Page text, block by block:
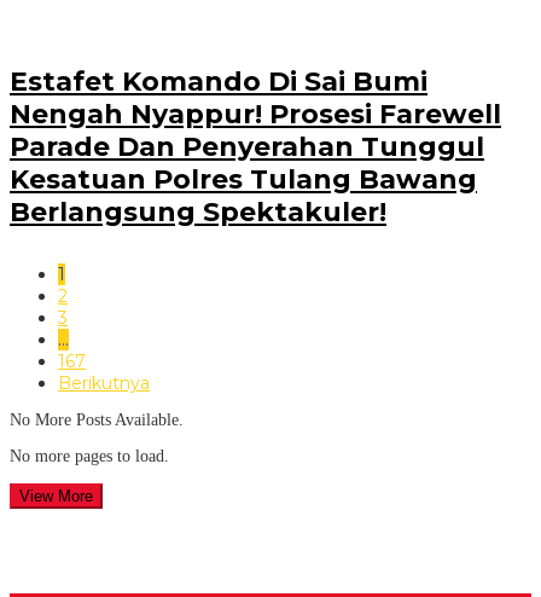
Estafet Komando Di Sai Bumi
Nengah Nyappur! Prosesi Farewell
Parade Dan Penyerahan Tunggul
Kesatuan Polres Tulang Bawang
Berlangsung Spektakuler!
1
2
3
…
167
Berikutnya
No More Posts Available.
No more pages to load.
View More